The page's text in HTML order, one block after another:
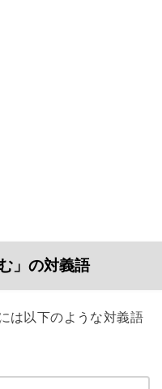
」の対義語
は以下のような対義語